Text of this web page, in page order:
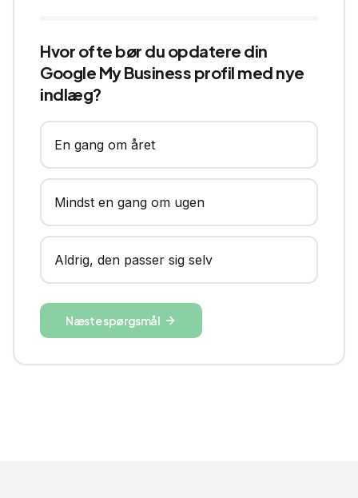
Hvor ofte bør du opdatere din
Google My Business profil med nye
indlæg?
En gang om året
Mindst en gang om ugen
Aldrig, den passer sig selv
Næste spørgsmål